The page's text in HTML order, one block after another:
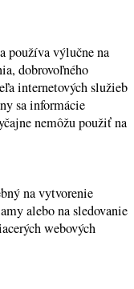
používa výlučne na
dobrovoľného
internetových služieb
sa informácie
nemôžu použiť na
na vytvorenie
alebo na sledovanie
webových